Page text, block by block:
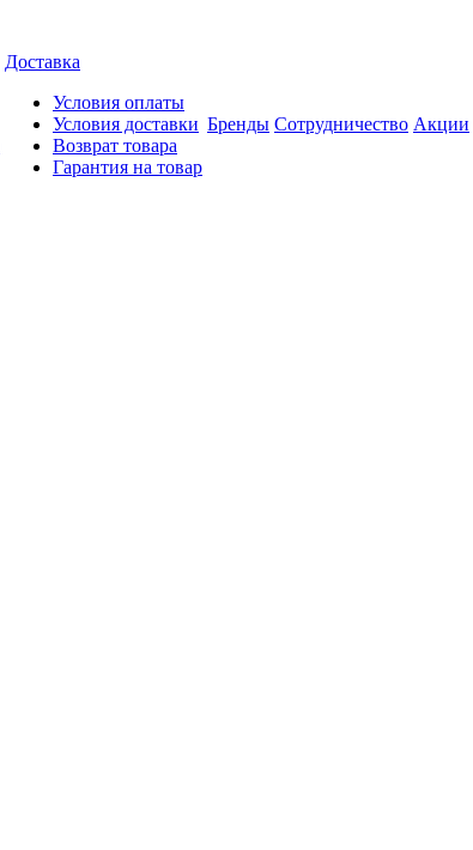
Доставка
Условия оплаты
Условия доставки
Возврат товара
Гарантия на товар
Бренды Сотрудничество Акции